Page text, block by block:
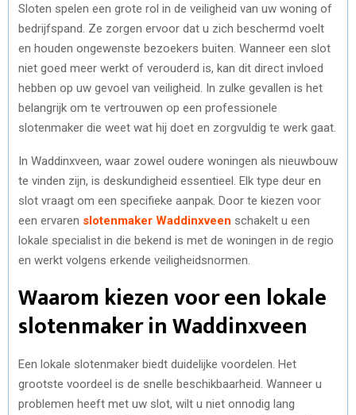
Sloten spelen een grote rol in de veiligheid van uw woning of
bedrijfspand. Ze zorgen ervoor dat u zich beschermd voelt
en houden ongewenste bezoekers buiten. Wanneer een slot
niet goed meer werkt of verouderd is, kan dit direct invloed
hebben op uw gevoel van veiligheid. In zulke gevallen is het
belangrijk om te vertrouwen op een professionele
slotenmaker die weet wat hij doet en zorgvuldig te werk gaat.
In Waddinxveen, waar zowel oudere woningen als nieuwbouw
te vinden zijn, is deskundigheid essentieel. Elk type deur en
slot vraagt om een specifieke aanpak. Door te kiezen voor
een ervaren slotenmaker Waddinxveen schakelt u een
lokale specialist in die bekend is met de woningen in de regio
en werkt volgens erkende veiligheidsnormen.
Waarom kiezen voor een lokale
slotenmaker in Waddinxveen
Een lokale slotenmaker biedt duidelijke voordelen. Het
grootste voordeel is de snelle beschikbaarheid. Wanneer u
problemen heeft met uw slot, wilt u niet onnodig lang